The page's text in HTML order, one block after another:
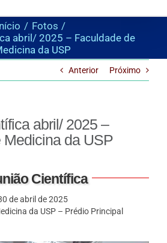
Fotos
abril/ 2025 – Faculdade de
da USP
Anterior Próximo
abril/ 2025 –
Medicina da USP
Científica
de abril de 2025
da USP – Prédio Principal